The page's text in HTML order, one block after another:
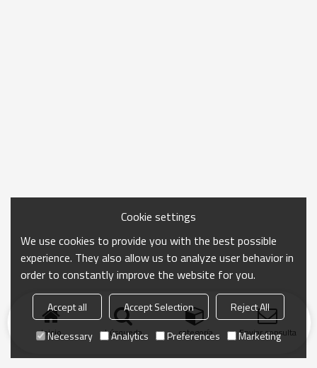
Inicio búsqueda categoría Enviar consulta
Cookie settings
We use cookies to provide you with the best possible
experience. They also allow us to analyze user behavior in
order to constantly improve the website for you.
Accept all Accept Selection
Reject All
Necessary
Analytics Preferences Marketing